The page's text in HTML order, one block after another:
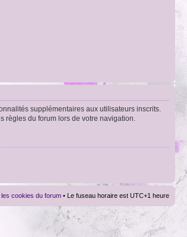
supplémentaires aux utilisateurs inscrits.
règles du forum lors de votre navigation.
cookies du forum • Le fuseau horaire est UTC+1 heure